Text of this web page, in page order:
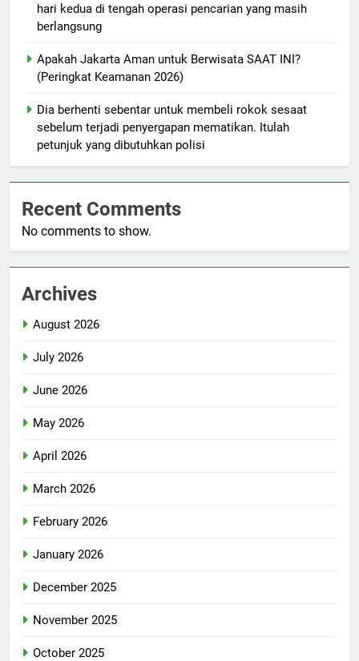
hari kedua di tengah operasi pencarian yang masih
berlangsung
Apakah Jakarta Aman untuk Berwisata SAAT INI?
(Peringkat Keamanan 2026)
Dia berhenti sebentar untuk membeli rokok sesaat
sebelum terjadi penyergapan mematikan. Itulah
petunjuk yang dibutuhkan polisi
Recent Comments
No comments to show.
Archives
August 2026
July 2026
June 2026
May 2026
April 2026
March 2026
February 2026
January 2026
December 2025
November 2025
October 2025